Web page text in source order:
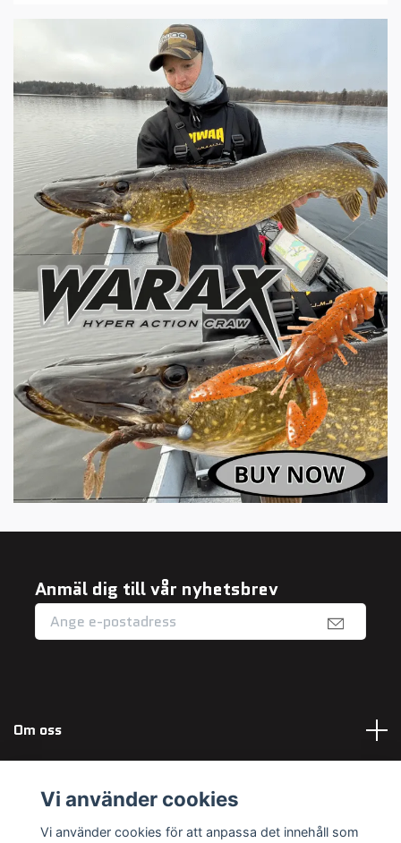
Anmäl dig till vår nyhetsbrev
Om oss
Sociala medier
Vi använder cookies
Vi använder cookies för att anpassa det innehåll som